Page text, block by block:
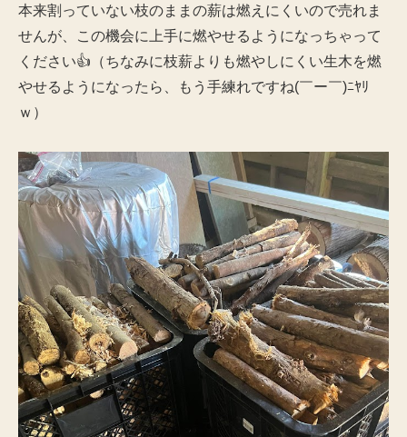
本来割っていない枝のままの薪は燃えにくいので売れま
せんが、この機会に上手に燃やせるようになっちゃって
ください👍（ちなみに枝薪よりも燃やしにくい生木を燃
やせるようになったら、もう手練れですね(￣ー￣)ﾆﾔﾘ
ｗ）